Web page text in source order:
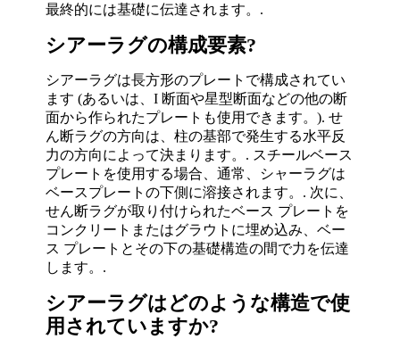
最終的には基礎に伝達されます。.
シアーラグの構成要素?
シアーラグは長方形のプレートで構成されてい
ます (あるいは、I 断面や星型断面などの他の断
面から作られたプレートも使用できます。). せ
ん断ラグの方向は、柱の基部で発生する水平反
力の方向によって決まります。. スチールベース
プレートを使用する場合、通常、シャーラグは
ベースプレートの下側​​に溶接されます。. 次に、
せん断ラグが取り付けられたベース プレートを
コンクリートまたはグラウトに埋め込み、ベー
ス プレートとその下の基礎構造の間で力を伝達
します。.
シアーラグはどのような構造で使
用されていますか?